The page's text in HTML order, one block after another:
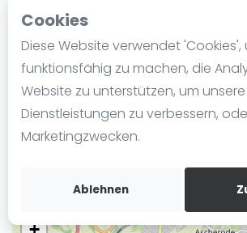
Cookies
Diese Website verwendet
funktionsfähig zu machen, die
Website zu unterstützen, um unsere
Dienstleistungen zu verbessern,
Marketingzwecken.
Ablehnen
Blog
Die Geschichte von Padel
Regeln und Punktzählung
Padel Schläge
Video
In der Nähe PadelCity